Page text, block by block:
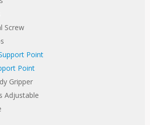
Screw
Point
Point
Gripper
Adjustable